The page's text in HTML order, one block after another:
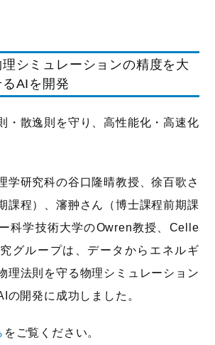
シミュレーションの精度を大
AIを開発
・散逸則を守り、高性能化・高速化
学研究科の谷口隆晴教授、徐百歌さ
課程）、瀋翀さん（博士課程前期課
科学技術大学のOwren教授、Celle
グループは、データからエネルギ
理法則を守る物理シミュレーション
の開発に成功しました。
をご覧ください。